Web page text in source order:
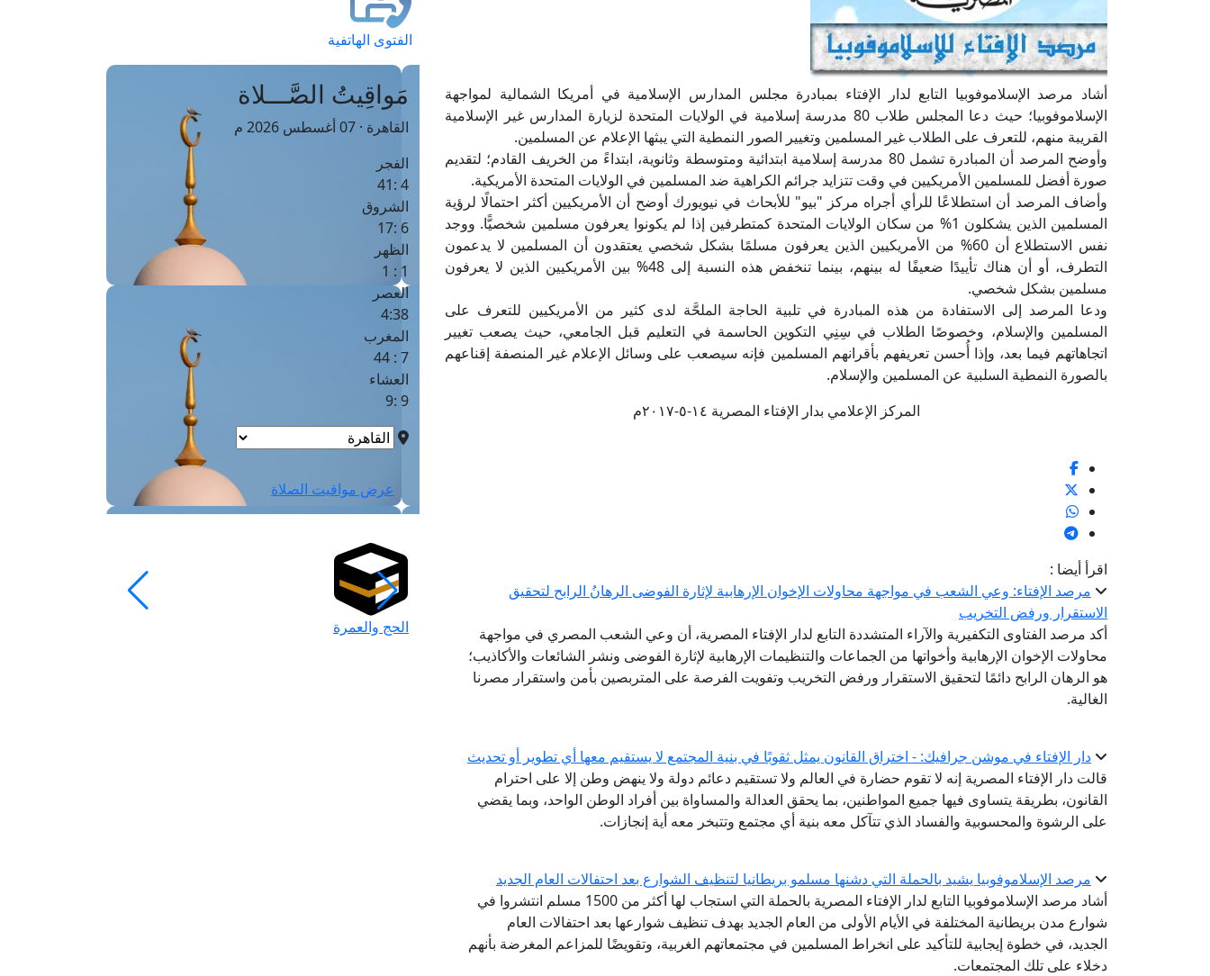
أشاد مرصد الإسلاموفوبيا التابع لدار الإفتاء بمبادرة مجلس المدارس الإسلامية في أمريكا الشمالية لمواجهة
الإسلاموفوبيا؛ حيث دعا المجلس طلاب 80 مدرسة إسلامية في الولايات المتحدة لزيارة المدارس غير الإسلامية
القريبة منهم، للتعرف على الطلاب غير المسلمين وتغيير الصور النمطية التي يبثها الإعلام عن المسلمين.
وأوضح المرصد أن المبادرة تشمل 80 مدرسة إسلامية ابتدائية ومتوسطة وثانوية، ابتداءً من الخريف القادم؛ لتقديم
صورة أفضل للمسلمين الأمريكيين في وقت تتزايد جرائم الكراهية ضد المسلمين في الولايات المتحدة الأمريكية.
وأضاف المرصد أن استطلاعًا للرأي أجراه مركز "بيو" للأبحاث في نيويورك أوضح أن الأمريكيين أكثر احتمالًا لرؤية
المسلمين الذين يشكلون 1% من سكان الولايات المتحدة كمتطرفين إذا لم يكونوا يعرفون مسلمين شخصيًّا. ووجد
نفس الاستطلاع أن 60% من الأمريكيين الذين يعرفون مسلمًا بشكل شخصي يعتقدون أن المسلمين لا يدعمون
التطرف، أو أن هناك تأييدًا ضعيفًا له بينهم، بينما تنخفض هذه النسبة إلى 48% بين الأمريكيين الذين لا يعرفون
مسلمين بشكل شخصي.
ودعا المرصد إلى الاستفادة من هذه المبادرة في تلبية الحاجة الملحَّة لدى كثير من الأمريكيين للتعرف على
المسلمين والإسلام، وخصوصًا الطلاب في سِنِي التكوين الحاسمة في التعليم قبل الجامعي، حيث يصعب تغيير
اتجاهاتهم فيما بعد، وإذا أُحسن تعريفهم بأقرانهم المسلمين فإنه سيصعب على وسائل الإعلام غير المنصفة إقناعهم
بالصورة النمطية السلبية عن المسلمين والإسلام.
المركز الإعلامي بدار الإفتاء المصرية ١٤-٥-٢٠١٧م
اقرأ أيضا :
مرصد الإفتاء: وعي الشعب في مواجهة محاولات الإخوان الإرهابية لإثارة الفوضى الرهانُ الرابح لتحقيق
الاستقرار ورفض التخريب
أكد مرصد الفتاوى التكفيرية والآراء المتشددة التابع لدار الإفتاء المصرية، أن وعي الشعب المصري في مواجهة
محاولات الإخوان الإرهابية وأخواتها من الجماعات والتنظيمات الإرهابية لإثارة الفوضى ونشر الشائعات والأكاذيب؛
هو الرهان الرابح دائمًا لتحقيق الاستقرار ورفض التخريب وتفويت الفرصة على المتربصين بأمن واستقرار مصرنا
الغالية.
دار الإفتاء في موشن جرافيك: - اختراق القانون يمثل ثقوبًا في بنية المجتمع لا يستقيم معها أي تطوير أو تحديث
قالت دار الإفتاء المصرية إنه لا تقوم حضارة في العالم ولا تستقيم دعائم دولة ولا ينهض وطن إلا على احترام
القانون، بطريقة يتساوى فيها جميع المواطنين، بما يحقق العدالة والمساواة بين أفراد الوطن الواحد، وبما يقضي
على الرشوة والمحسوبية والفساد الذي تتآكل معه بنية أي مجتمع وتتبخر معه أية إنجازات.
مرصد الإسلاموفوبيا يشيد بالحملة التي دشنها مسلمو بريطانيا لتنظيف الشوارع بعد احتفالات العام الجديد
أشاد مرصد الإسلاموفوبيا التابع لدار الإفتاء المصرية بالحملة التي استجاب لها أكثر من 1500 مسلم انتشروا في
شوارع مدن بريطانية المختلفة في الأيام الأولى من العام الجديد بهدف تنظيف شوارعها بعد احتفالات العام
الجديد، في خطوة إيجابية للتأكيد على انخراط المسلمين في مجتمعاتهم الغربية، وتقويضًا للمزاعم المغرضة بأنهم
دخلاء على تلك المجتمعات.
الفتوى الهاتفية
مَواقِيتُ الصَّـــلاة
القاهرة · 07 أغسطس 2026 م
الفجر
4 :41
الشروق
6 :17
الظهر
1 : 1
العصر
4:38
المغرب
7 : 44
العشاء
9 :9
عرض مواقيت الصلاة
الحج والعمرة